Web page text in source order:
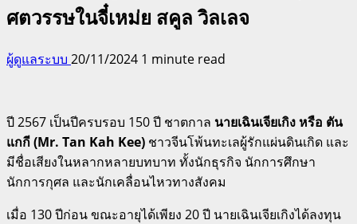
ศตวรรษในจี๋เหม่ย สคูล วิลเลจ
ผู้ดูแลระบบ 20/11/2024 1 minute read
ปี 2567 เป็นปีครบรอบ 150 ปี ชาตกาล นายเฉินเจียเกิง หรือ ตัน
แกกี (Mr. Tan Kah Kee) ชาวจีนโพ้นทะเลผู้รักแผ่นดินเกิด และ
มีชื่อเสียงในหลากหลายบทบาท ทั้งนักธุรกิจ นักการศึกษา
นักการกุศล และนักเคลื่อนไหวทางสังคม
เมื่อ 130 ปีก่อน ขณะอายุได้เพียง 20 ปี นายเฉินเจียเกิงได้ลงทุน